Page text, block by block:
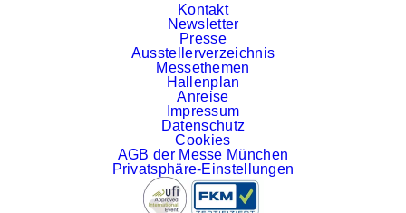
Kontakt
Newsletter
Presse
Ausstellerverzeichnis
Messethemen
Hallenplan
Anreise
Impressum
Datenschutz
Cookies
AGB der Messe München
Privatsphäre-Einstellungen